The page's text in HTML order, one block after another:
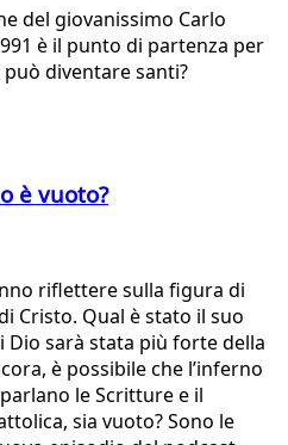
del giovanissimo Carlo
è il punto di partenza per
diventare santi?
è vuoto?
riflettere sulla figura di
Cristo. Qual è stato il suo
Dio sarà stata più forte della
è possibile che l’inferno
le Scritture e il
sia vuoto? Sono le